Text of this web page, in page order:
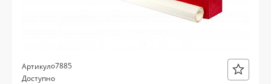
Артикуло7885
Доступно